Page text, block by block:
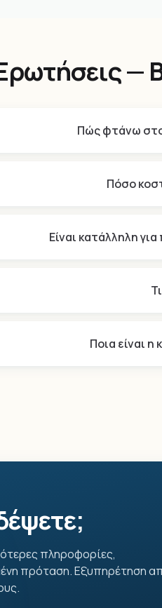
—
Πώς φτάνω
Πόσο
Είναι κατάλληλη
Ποια είναι
πληροφορίες,
πρόταση. Εξυπηρέτηση